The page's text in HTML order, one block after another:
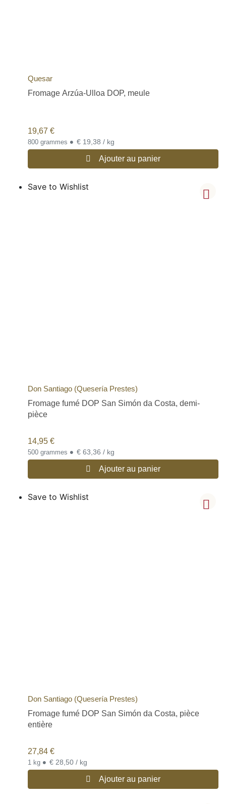
Quesar
Fromage Arzúa-Ulloa DOP, meule
19,67 €
800 grammes • € 19,38 / kg
Ajouter au panier
Save to Wishlist
Don Santiago (Quesería Prestes)
Fromage fumé DOP San Simón da Costa, demi-
pièce
14,95 €
500 grammes • € 63,36 / kg
Ajouter au panier
Save to Wishlist
Don Santiago (Quesería Prestes)
Fromage fumé DOP San Simón da Costa, pièce
entière
27,84 €
1 kg • € 28,50 / kg
Ajouter au panier